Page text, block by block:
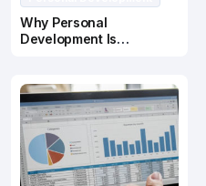
Why Personal
Development Is